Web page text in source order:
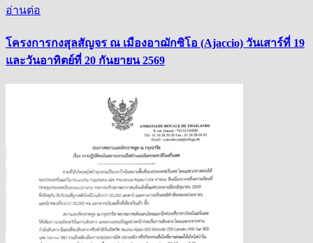
อ่านต่อ
โครงการกงสุลสัญจร ณ เมืองอาฌักซิโอ (Ajaccio) วันเสาร์ที่ 19
และวันอาทิตย์ที่ 20 กันยายน 2569